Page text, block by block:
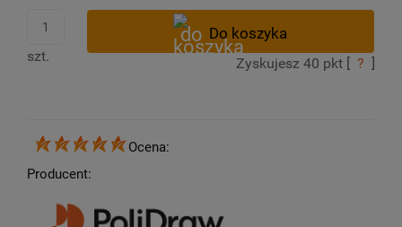
szt. Zyskujesz 40 pkt [ ? ]
Ocena:
Producent: